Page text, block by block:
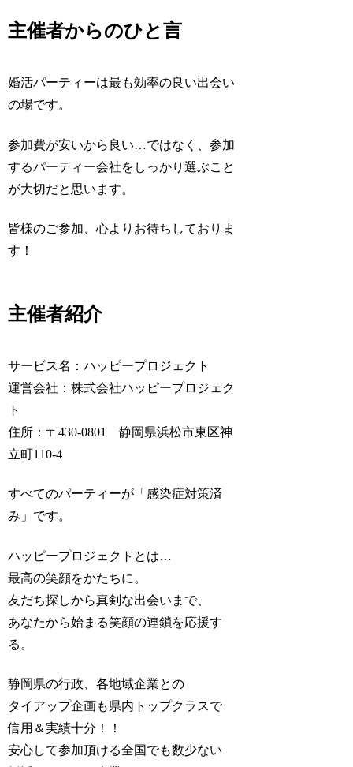
主催者からのひと言
婚活パーティーは最も効率の良い出会い
の場です。
参加費が安いから良い…ではなく、参加
するパーティー会社をしっかり選ぶこと
が大切だと思います。
皆様のご参加、心よりお待ちしておりま
す！
主催者紹介
サービス名：ハッピープロジェクト
運営会社：株式会社ハッピープロジェク
ト
住所：〒430-0801 静岡県浜松市東区神
立町110-4
すべてのパーティーが「感染症対策済
み」です。
ハッピープロジェクトとは…
最高の笑顔をかたちに。
友だち探しから真剣な出会いまで、
あなたから始まる笑顔の連鎖を応援す
る。
静岡県の行政、各地域企業との
タイアップ企画も県内トップクラスで
信用＆実績十分！！
安心して参加頂ける全国でも数少ない